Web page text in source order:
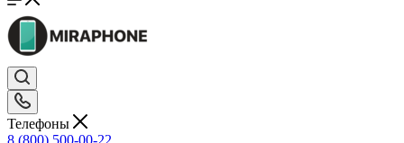
Телефоны
8 (800) 500-00-22